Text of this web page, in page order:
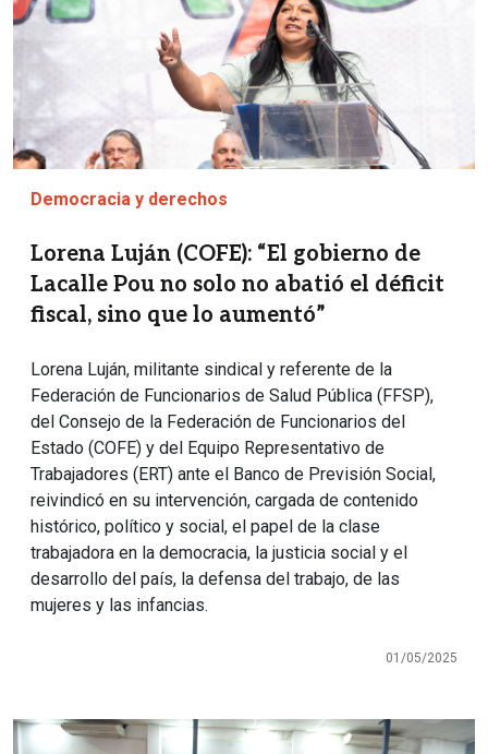
Democracia y derechos
Lorena Luján (COFE): “El gobierno de
Lacalle Pou no solo no abatió el déficit
fiscal, sino que lo aumentó”
Lorena Luján, militante sindical y referente de la
Federación de Funcionarios de Salud Pública (FFSP),
del Consejo de la Federación de Funcionarios del
Estado (COFE) y del Equipo Representativo de
Trabajadores (ERT) ante el Banco de Previsión Social,
reivindicó en su intervención, cargada de contenido
histórico, político y social, el papel de la clase
trabajadora en la democracia, la justicia social y el
desarrollo del país, la defensa del trabajo, de las
mujeres y las infancias.
01/05/2025
Imagen